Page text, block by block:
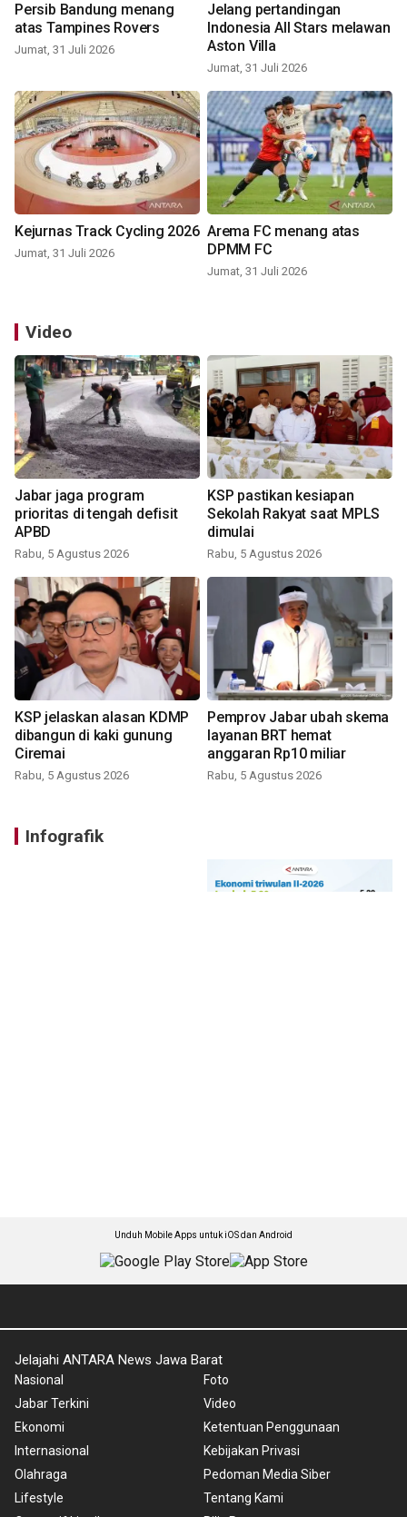
Persib Bandung menang
atas Tampines Rovers
Jumat, 31 Juli 2026
Jelang pertandingan
Indonesia All Stars melawan
Aston Villa
Jumat, 31 Juli 2026
Kejurnas Track Cycling 2026
Jumat, 31 Juli 2026
Arema FC menang atas
DPMM FC
Jumat, 31 Juli 2026
Video
Jabar jaga program
prioritas di tengah defisit
APBD
Rabu, 5 Agustus 2026
KSP pastikan kesiapan
Sekolah Rakyat saat MPLS
dimulai
Rabu, 5 Agustus 2026
KSP jelaskan alasan KDMP
dibangun di kaki gunung
Ciremai
Rabu, 5 Agustus 2026
Pemprov Jabar ubah skema
layanan BRT hemat
anggaran Rp10 miliar
Rabu, 5 Agustus 2026
Infografik
Unduh Mobile Apps untuk iOS dan Android
Jelajahi ANTARA News Jawa Barat
Nasional
Jabar Terkini
Ekonomi
Internasional
Olahraga
Lifestyle
Foto
Video
Ketentuan Penggunaan
Kebijakan Privasi
Pedoman Media Siber
Tentang Kami